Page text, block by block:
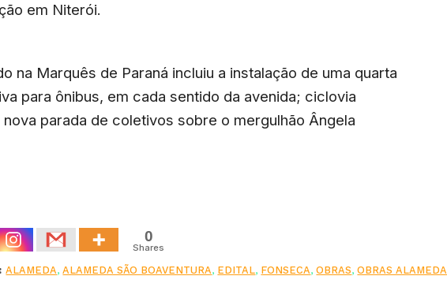
em Niterói.
na Marquês de Paraná incluiu a instalação de uma quarta
para ônibus, em cada sentido da avenida; ciclovia
parada de coletivos sobre o mergulhão Ângela
0
Shares
ALAMEDA,ALAMEDA SÃO BOAVENTURA, EDITAL, FONSECA,OBRAS,OBRAS ALAMEDA